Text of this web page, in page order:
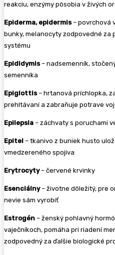
reakciu, enzýmy pôsobia v živých
Epiderma, epidermis– povrchová
bunky, melanocyty zodpovedné za
systému
Epididymis– nadsemenník,
semenníka
Epiglottis– hrtanová príchlopka,
prehltávaní a zabraňuje potrave
Epilepsia – záchvaty s poruchami
Epitel – tkanivo z buniek husto
vmedzereného spojiva
Erytrocyty– červené krvinky
Esenciálny– životne dôležitý, pre
nevie sám vyrobiť
Estrogén – ženský pohlavný
vaječníkoch, pomáha pri riadení
zodpovedný za ďalšie biologické